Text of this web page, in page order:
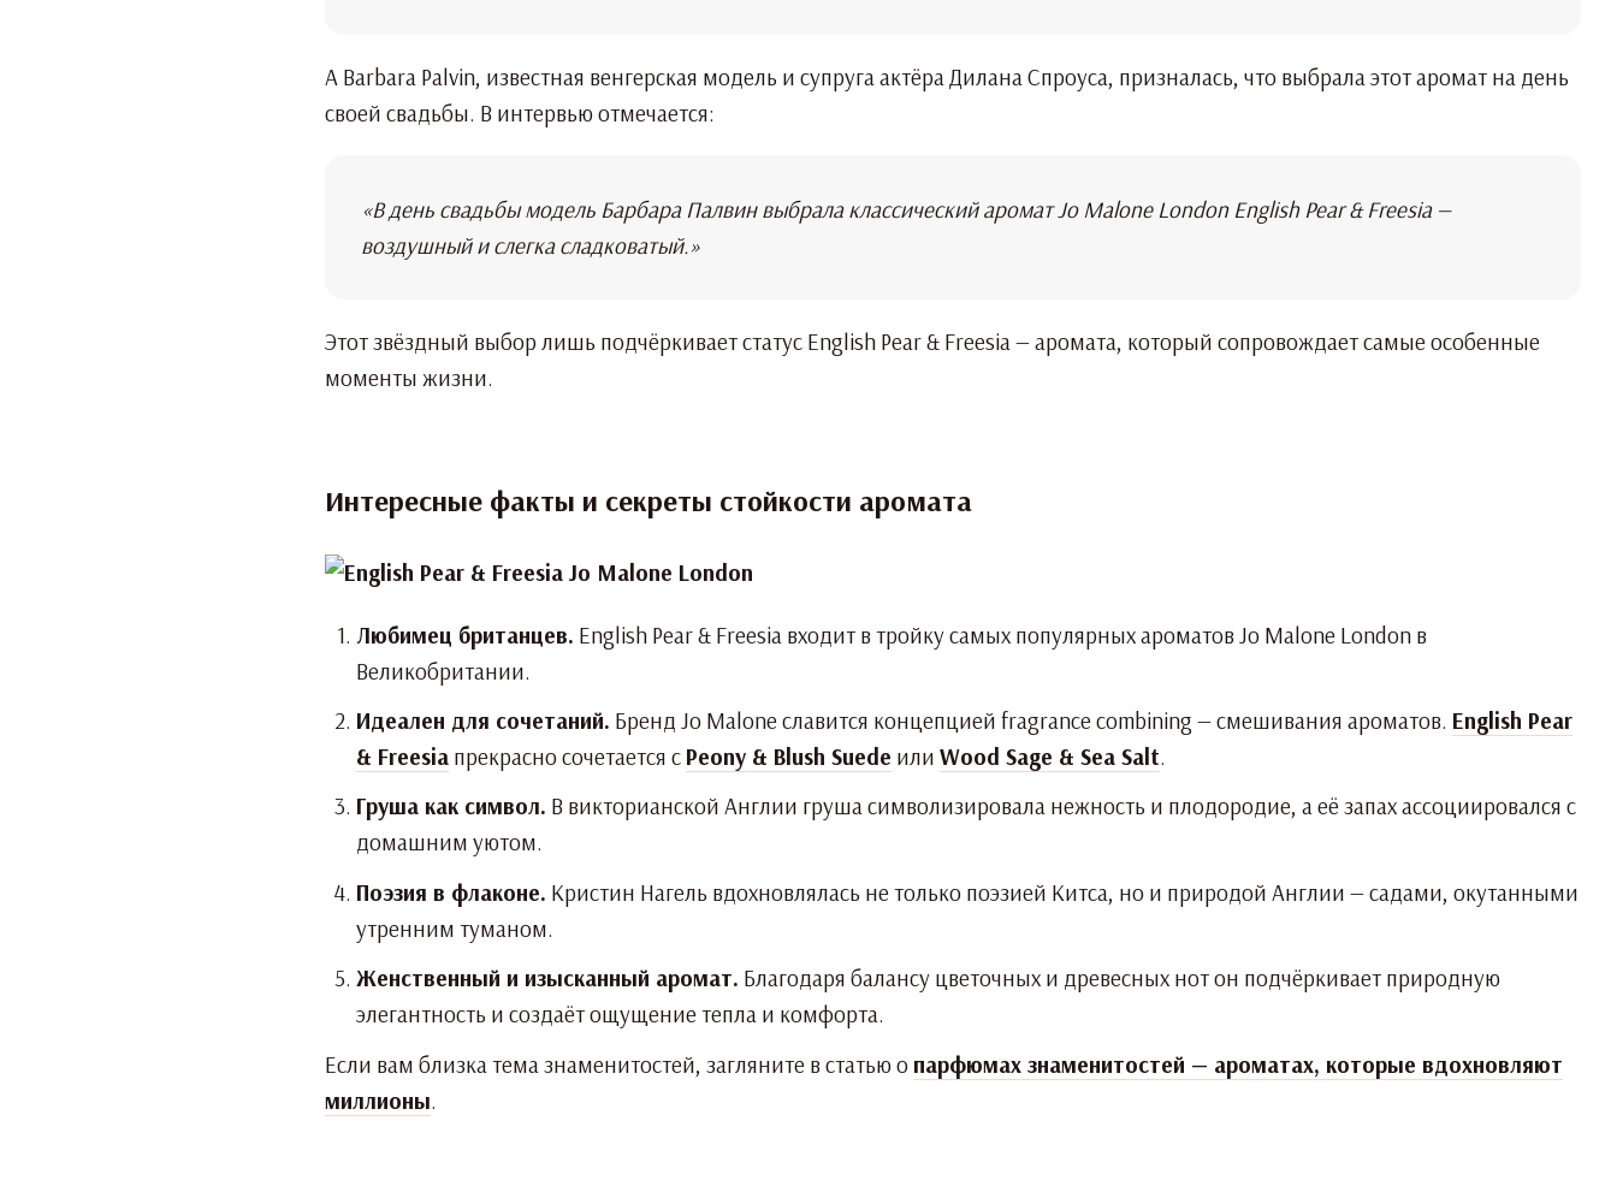
А Barbara Palvin, известная венгерская модель и супруга актёра Дилана Спроуса, призналась, что выбрала этот аромат на день
своей свадьбы. В интервью отмечается:
«В день свадьбы модель Барбара Палвин выбрала классический аромат Jo Malone London English Pear & Freesia —
воздушный и слегка сладковатый.»
Этот звёздный выбор лишь подчёркивает статус English Pear & Freesia — аромата, который сопровождает самые особенные
моменты жизни.
Интересные факты и секреты стойкости аромата
Любимец британцев. English Pear & Freesia входит в тройку самых популярных ароматов Jo Malone London в
Великобритании.
Идеален для сочетаний. Бренд Jo Malone славится концепцией fragrance combining — смешивания ароматов. English Pear
& Freesia прекрасно сочетается с Peony & Blush Suede или Wood Sage & Sea Salt.
Груша как символ. В викторианской Англии груша символизировала нежность и плодородие, а её запах ассоциировался с
домашним уютом.
Поэзия в флаконе. Кристин Нагель вдохновлялась не только поэзией Китса, но и природой Англии — садами, окутанными
утренним туманом.
Женственный и изысканный аромат. Благодаря балансу цветочных и древесных нот он подчёркивает природную
элегантность и создаёт ощущение тепла и комфорта.
Если вам близка тема знаменитостей, загляните в статью о парфюмах знаменитостей — ароматах, которые вдохновляют
миллионы.